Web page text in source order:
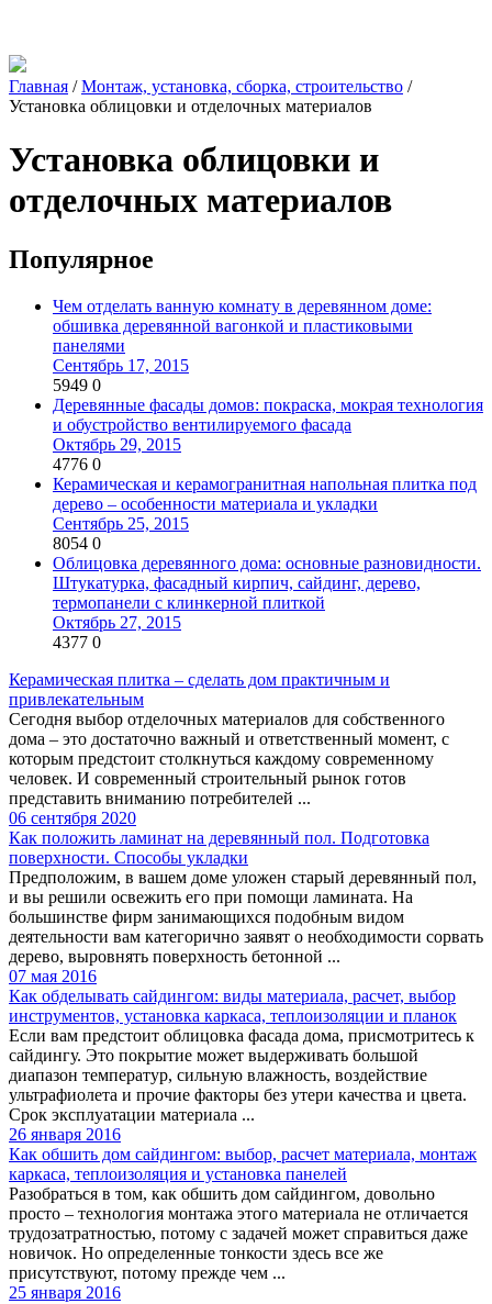
Главная /Монтаж, установка, сборка, строительство /
Установка облицовки и отделочных материалов
Установка облицовки и
отделочных материалов
Популярное
Чем отделать ванную комнату в деревянном доме:
обшивка деревянной вагонкой и пластиковыми
панелями
Сентябрь 17, 2015
5949 0
Деревянные фасады домов: покраска, мокрая технология
и обустройство вентилируемого фасада
Октябрь 29, 2015
4776 0
Керамическая и керамогранитная напольная плитка под
дерево – особенности материала и укладки
Сентябрь 25, 2015
8054 0
Облицовка деревянного дома: основные разновидности.
Штукатурка, фасадный кирпич, сайдинг, дерево,
термопанели с клинкерной плиткой
Октябрь 27, 2015
4377 0
Керамическая плитка – сделать дом практичным и
привлекательным
Сегодня выбор отделочных материалов для собственного
дома – это достаточно важный и ответственный момент, с
которым предстоит столкнуться каждому современному
человек. И современный строительный рынок готов
представить вниманию потребителей ...
06 сентября 2020
Как положить ламинат на деревянный пол. Подготовка
поверхности. Способы укладки
Предположим, в вашем доме уложен старый деревянный пол,
и вы решили освежить его при помощи ламината. На
большинстве фирм занимающихся подобным видом
деятельности вам категорично заявят о необходимости сорвать
дерево, выровнять поверхность бетонной ...
07 мая 2016
Как обделывать сайдингом: виды материала, расчет, выбор
инструментов, установка каркаса, теплоизоляции и планок
Если вам предстоит облицовка фасада дома, присмотритесь к
сайдингу. Это покрытие может выдерживать большой
диапазон температур, сильную влажность, воздействие
ультрафиолета и прочие факторы без утери качества и цвета.
Срок эксплуатации материала ...
26 января 2016
Как обшить дом сайдингом: выбор, расчет материала, монтаж
каркаса, теплоизоляция и установка панелей
Разобраться в том, как обшить дом сайдингом, довольно
просто – технология монтажа этого материала не отличается
трудозатратностью, потому с задачей может справиться даже
новичок. Но определенные тонкости здесь все же
присутствуют, потому прежде чем ...
25 января 2016